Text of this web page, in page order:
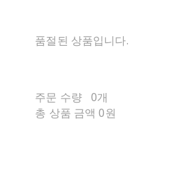
품절된 상품입니다.
주문 수량 0개
총 상품 금액 0원